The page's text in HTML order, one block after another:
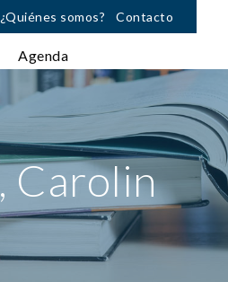
¿Quiénes somos? Contacto
Agenda
Carolin